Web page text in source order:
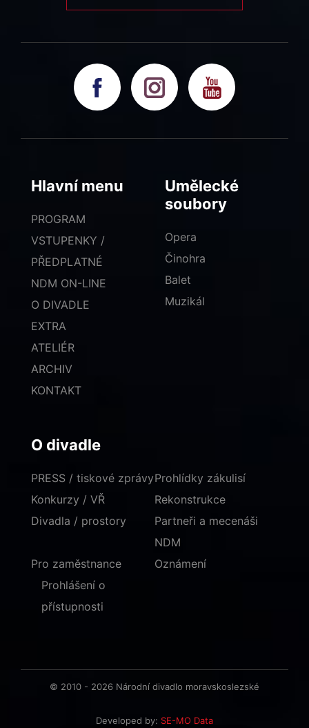
Hlavní menu
PROGRAM
VSTUPENKY /
PŘEDPLATNÉ
NDM ON-LINE
O DIVADLE
EXTRA
ATELIÉR
ARCHIV
KONTAKT
Umělecké
soubory
Opera
Činohra
Balet
Muzikál
O divadle
PRESS / tiskové zprávy
Konkurzy / VŘ
Divadla / prostory
Prohlídky zákulisí
Rekonstrukce
Partneři a mecenáši
NDM
Pro zaměstnance
Oznámení
Prohlášení o
přístupnosti
© 2010 - 2026 Národní divadlo moravskoslezské
Developed by: SE-MO Data